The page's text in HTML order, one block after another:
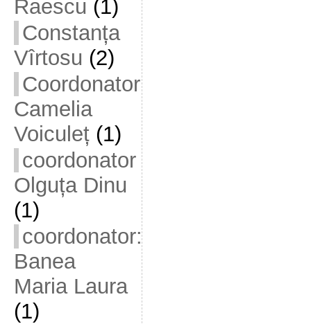
Raescu (1)
Constanța
Vîrtosu (2)
Coordonator
Camelia
Voiculeț(1)
coordonator
Olguța Dinu
(1)
coordonator:
Banea
Maria Laura
(1)